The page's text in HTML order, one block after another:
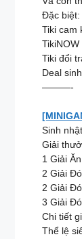
Đặc biệt:
Tiki cam
Tiki đổi
Deal
———-
Sinh
Giải
1 Giải
2 Giải
2 Giải
3 Giải
Chi tiết
Thể lệ